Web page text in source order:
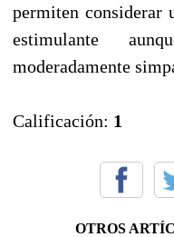
permiten considerar
estimulante
moderadamente
Calificación: 1
OTROS